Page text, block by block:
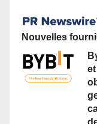
Nouvelles